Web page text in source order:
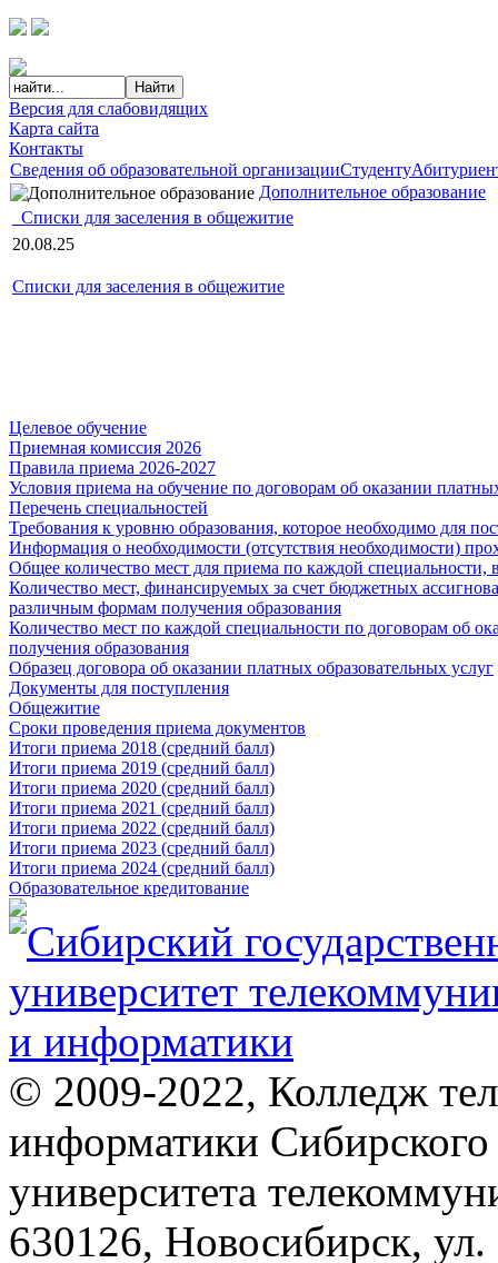
Версия для слабовидящих
Карта сайта
Контакты
Сведения об образовательной организацииСтуденту
Дополнительное образование
_Списки для заселения в общежитие
20.08.25
Списки для заселения в общежитие
Целевое обучение
Приемная комиссия 2026
Правила приема 2026-2027
Условия приема на обучение по договорам об оказании
Перечень специальностей
Требования к уровню образования, которое необходимо для
Информация о необходимости (отсутствия необходимости)
Общее количество мест для приема по каждой
Количество мест, финансируемых за счет бюджетных
различным формам получения образования
Количество мест по каждой специальности по договорам об
получения образования
Образец договора об оказании платных образовательных услуг
Документы для поступления
Общежитие
Сроки проведения приема документов
Итоги приема 2018 (средний балл)
Итоги приема 2019 (средний балл)
Итоги приема 2020 (средний балл)
Итоги приема 2021 (средний балл)
Итоги приема 2022 (средний балл)
Итоги приема 2023 (средний балл)
Итоги приема 2024 (средний балл)
Образовательное кредитование
© 2009-2022, Колледж
информатики Сибирского
университета
630126, Новосибирск,